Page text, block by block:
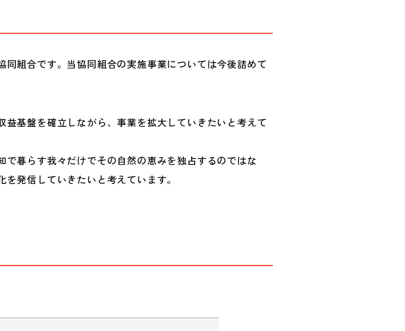
組合です。当協同組合の実施事業については今後詰めて
基盤を確立しながら、事業を拡大していきたいと考えて
暮らす我々だけでその自然の恵みを独占するのではな
発信していきたいと考えています。